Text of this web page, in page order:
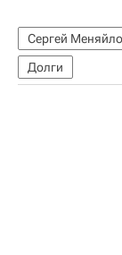
Сергей Меняйло
Долги